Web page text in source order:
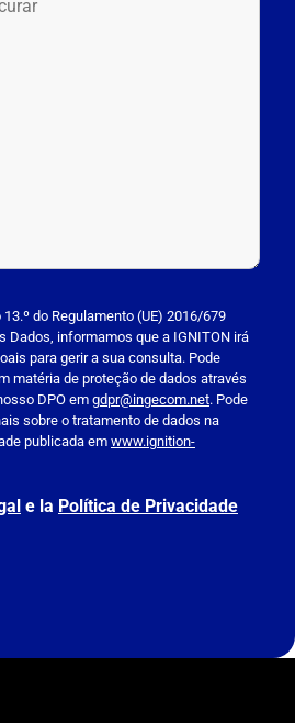
do Regulamento (UE) 2016/679
Dados, informamos que a IGNITON irá
para gerir a sua consulta. Pode
matéria de proteção de dados através
DPO em gdpr@ingecom.net. Pode
sobre o tratamento de dados na
publicada em www.ignition-
e la Política de Privacidade